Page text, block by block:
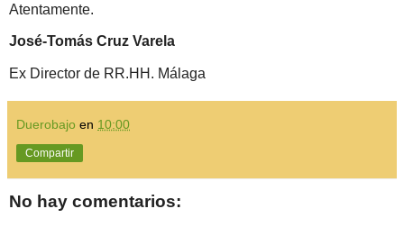
Atentamente.
José-Tomás Cruz Varela
Ex Director de RR.HH. Málaga
Duerobajo en 10:00
Compartir
No hay comentarios: